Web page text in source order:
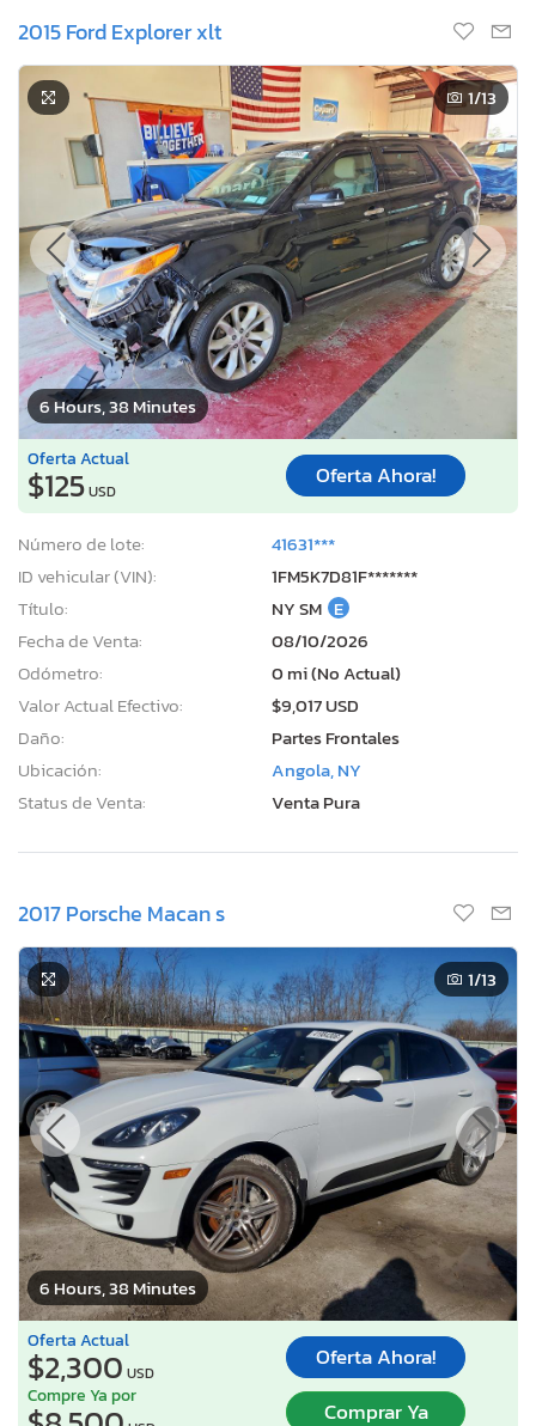
2015 Ford Explorer xlt
6 Hours, 38 Minutes
1/13
Oferta Actual
$125USD
Oferta Ahora!
Número de lote:
41631***
ID vehicular (VIN):
1FM5K7D81F*******
Título:
NY SM E
Fecha de Venta:
08/10/2026
Odómetro:
0 mi (No Actual)
Valor Actual Efectivo:
$9,017 USD
Daño:
Partes Frontales
Ubicación:
Angola, NY
Status de Venta:
Venta Pura
2017 Porsche Macan s
6 Hours, 38 Minutes
1/13
Oferta Actual
$2,300 USD
Oferta Ahora!
Compre Ya por
Comprar Ya